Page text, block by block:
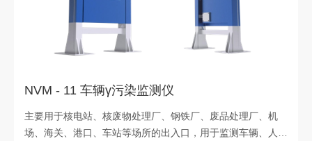
NVM - 11 车辆γ污染监测仪
主要用于核电站、核废物处理厂、钢铁厂、废品处理厂、机
场、海关、港口、车站等场所的出入口，用于监测车辆、人员